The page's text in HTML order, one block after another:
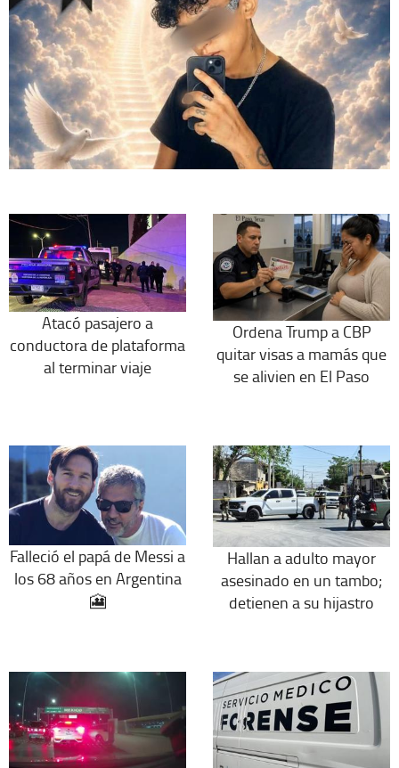
Atacó pasajero a
conductora de plataforma
al terminar viaje
Ordena Trump a CBP
quitar visas a mamás que
se alivien en El Paso
Falleció el papá de Messi a
los 68 años en Argentina
🎦
Hallan a adulto mayor
asesinado en un tambo;
detienen a su hijastro